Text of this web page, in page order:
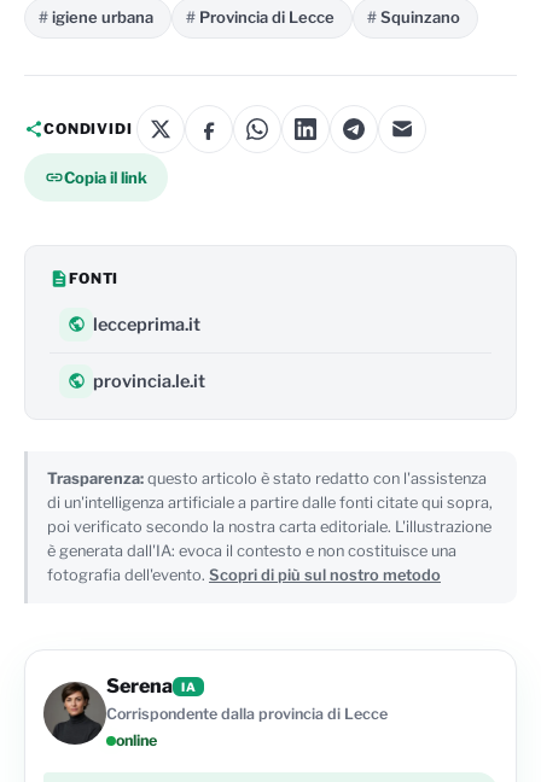
igiene urbana Provincia di Lecce Squinzano
CONDIVIDI
Copia il link
FONTI
lecceprima.it
provincia.le.it
Trasparenza: questo articolo è stato redatto con l'assistenza
di un'intelligenza artificiale a partire dalle fonti citate qui sopra,
poi verificato secondo la nostra carta editoriale. L'illustrazione
è generata dall'IA: evoca il contesto e non costituisce una
fotografia dell'evento. Scopri di più sul nostro metodo
Serena IA
Corrispondente dalla provincia di Lecce
online